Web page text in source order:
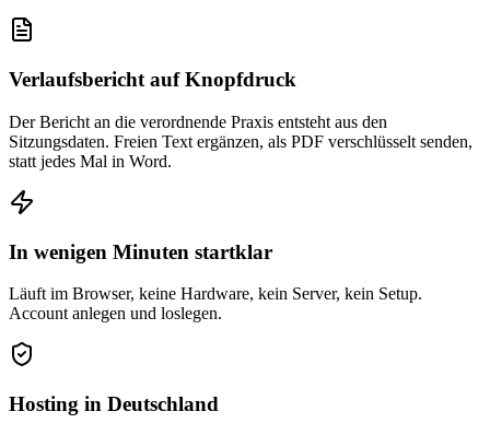
Verlaufsbericht auf Knopfdruck
Der Bericht an die verordnende Praxis entsteht aus den
Sitzungsdaten. Freien Text ergänzen, als PDF verschlüsselt senden,
statt jedes Mal in Word.
In wenigen Minuten startklar
Läuft im Browser, keine Hardware, kein Server, kein Setup.
Account anlegen und loslegen.
Hosting in Deutschland